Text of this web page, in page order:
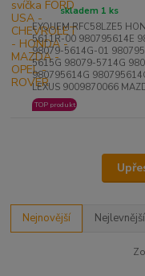
EYQUEM RFC58LZE5
5611R-00 980795614E
98079-5614G-01
5615G 98079-5714G
980795614G
LEXUS 9009870066
skladem 1 ks
TOP produkt
Nejnovější Nejlevnější